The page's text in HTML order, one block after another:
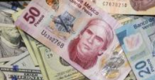
c
o
m
p
a
r